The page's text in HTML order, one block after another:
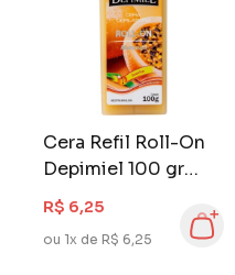
Cera Refil Roll-On
Depimiel 100 gr
Maracujá
R$ 6,25
ou 1x de R$ 6,25